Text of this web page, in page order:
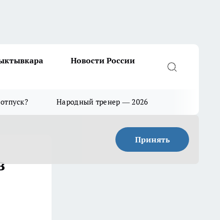
Новости России
Народный тренер — 2026
Принять